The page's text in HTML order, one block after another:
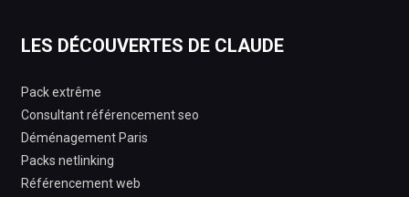
LES DÉCOUVERTES DE CLAUDE
Pack extrême
Consultant référencement seo
Déménagement Paris
Packs netlinking
Référencement web